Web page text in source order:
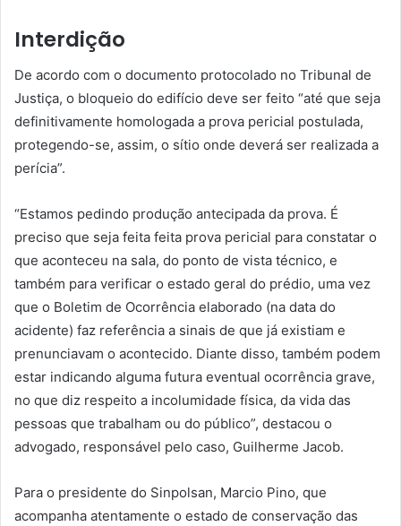
Interdição
De acordo com o documento protocolado no Tribunal de
Justiça, o bloqueio do edifício deve ser feito “até que seja
definitivamente homologada a prova pericial postulada,
protegendo-se, assim, o sítio onde deverá ser realizada a
perícia”.
“Estamos pedindo produção antecipada da prova. É
preciso que seja feita feita prova pericial para constatar o
que aconteceu na sala, do ponto de vista técnico, e
também para verificar o estado geral do prédio, uma vez
que o Boletim de Ocorrência elaborado (na data do
acidente) faz referência a sinais de que já existiam e
prenunciavam o acontecido. Diante disso, também podem
estar indicando alguma futura eventual ocorrência grave,
no que diz respeito a incolumidade física, da vida das
pessoas que trabalham ou do público”, destacou o
advogado, responsável pelo caso, Guilherme Jacob.
Para o presidente do Sinpolsan, Marcio Pino, que
acompanha atentamente o estado de conservação das